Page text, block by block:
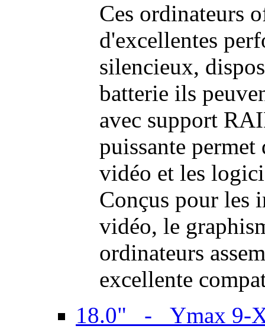
Ces ordinateurs
d'excellentes
silencieux,
batterie ils
avec support
puissante permet
vidéo et les
Conçus pour les
vidéo, le
ordinateurs
excellente
18.0" - Ymax 9-